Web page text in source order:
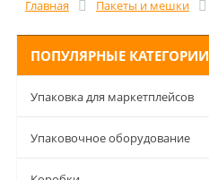
Главная Пакеты и мешки
ПОПУЛЯРНЫЕ КАТЕГОРИИ
Упаковка для маркетплейсов
Упаковочное оборудование